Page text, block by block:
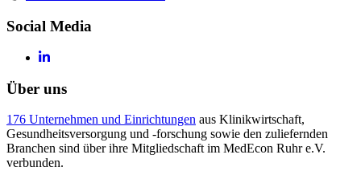
Social Media
Über uns
176 Unternehmen und Einrichtungen aus Klinikwirtschaft,
Gesundheitsversorgung und -forschung sowie den zuliefernden
Branchen sind über ihre Mitgliedschaft im MedEcon Ruhr e.V.
verbunden.